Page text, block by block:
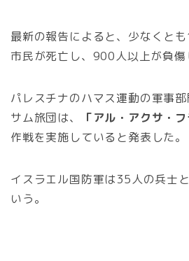
最新の報告によると、少なくと
市民が死亡し、900人以上が負傷
パレスチナのハマス運動の軍事
サム旅団は、
「アル・アクサ・フ
作戦を実施していると発表した。
イスラエル国防軍は35人の兵士
いう。